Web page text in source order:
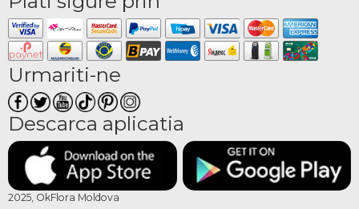
Urmariti-ne
Descarca aplicatia
2025, OkFlora Moldova